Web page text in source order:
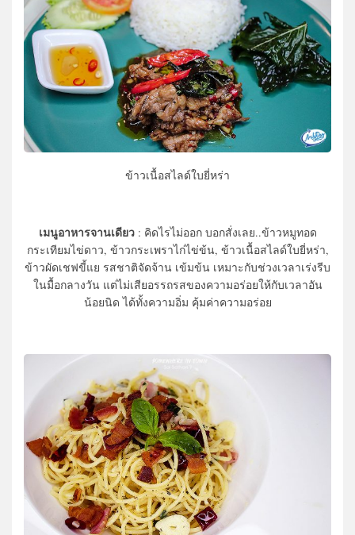
ข้าวเนื้อสไลด์ใบยี่หร่า
เมนูอาหารจานเดียว: คิดไรไม่ออก บอกสั่งเลย..ข้าวหมูทอด
กระเทียมไข่ดาว, ข้าวกระเพราไก่ไข่ข้น, ข้าวเนื้อสไลด์ใบยี่หร่า,
ข้าวผัดเชฟขี้แย รสชาติจัดจ้าน เข้มข้น เหมาะกับช่วงเวลาเร่งรีบ
ในมื้อกลางวัน แต่ไม่เสียอรรถรสของความอร่อยให้กับเวลาอัน
น้อยนิด ได้ทั้งความอิ่ม คุ้มค่าความอร่อย